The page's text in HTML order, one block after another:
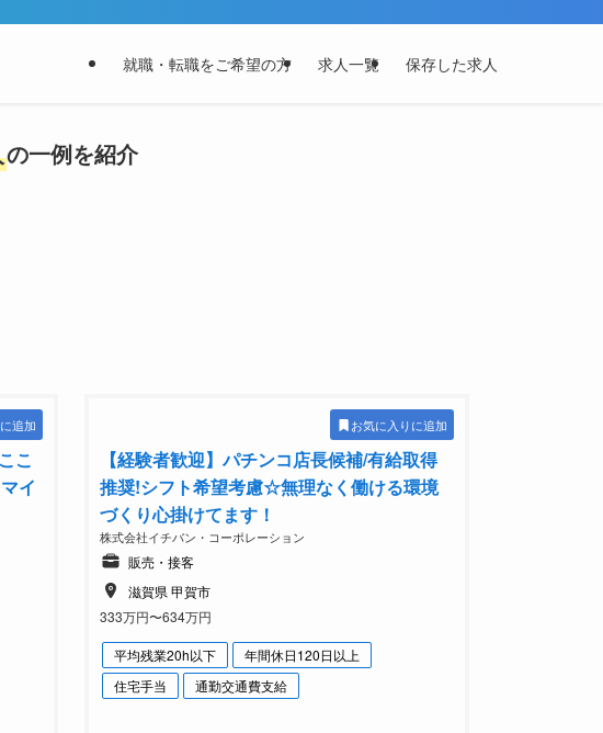
就職・転職をご希望の方 求人一覧 保存した求人
の一例を紹介
追加
こ
イ
お気に入りに追加
【経験者歓迎】パチンコ店長候補/有給取得
推奨!シフト希望考慮☆無理なく働ける環境
づくり心掛けてます！
株式会社イチバン・コーポレーション
販売・接客
滋賀県 甲賀市
333万円〜634万円
平均残業20h以下
年間休日120日以上
住宅手当
通勤交通費支給